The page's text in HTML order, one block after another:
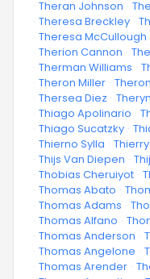
· Theran Johnson ·
· Theresa Breckley ·
· Theresa McCullough
· Therion Cannon ·
· Therman Williams ·
· Theron Miller ·
· Thersea Diez ·
· Thiago Apolinario ·
· Thiago Sucatzky ·
· Thierno Sylla ·
· Thijs Van Diepen ·
· Thobias Cheruiyot ·
· Thomas Abato ·
· Thomas Adams ·
· Thomas Alfano ·
· Thomas Anderson ·
· Thomas Angelone ·
· Thomas Arender ·